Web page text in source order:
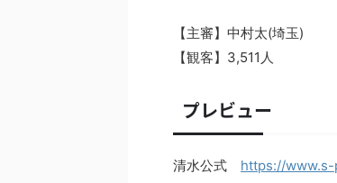
【主審】中村太(埼玉)
【観客】3,511人
プレビュー
清水公式 https://